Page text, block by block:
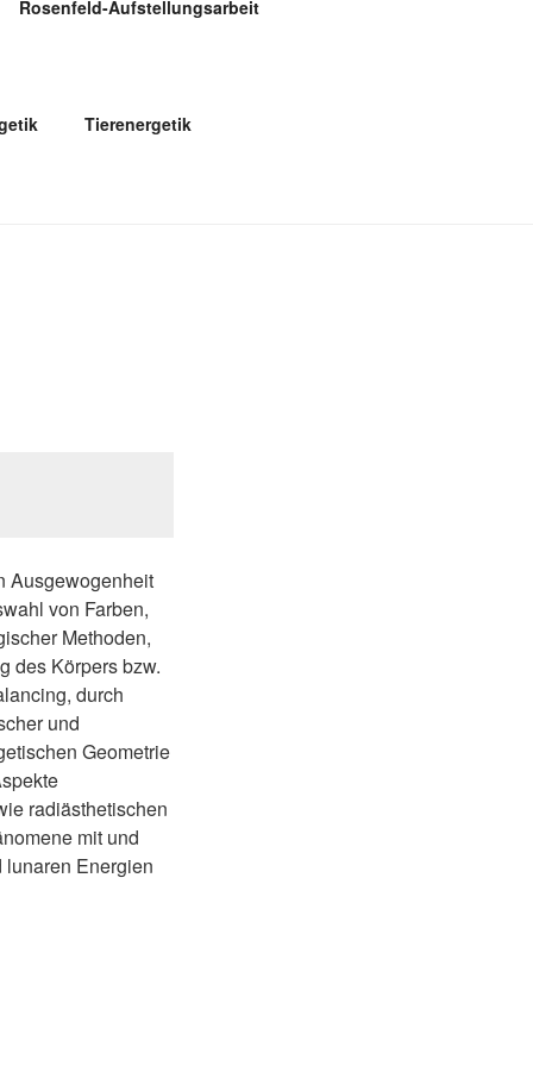
Rosenfeld-Aufstellungsarbeit
Tierenergetik
Ausgewogenheit
von Farben,
Methoden,
des Körpers bzw.
durch
und
Geometrie
radiästhetischen
mit und
Energien